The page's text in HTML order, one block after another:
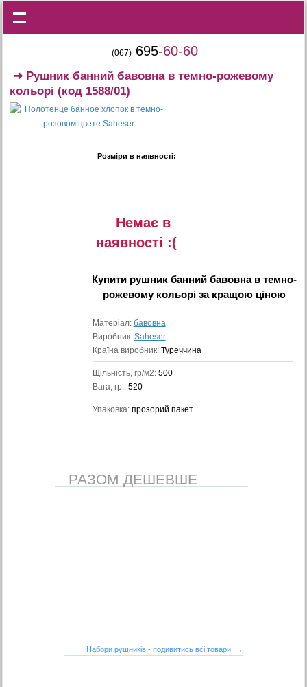
(067) 695-60-60
➜ Рушник банний бавовна в темно-рожевому
кольорі (код 1588/01)
Розміри в наявності:
Немає в
наявностi :(
Купити рушник банний бавовна в темно-
рожевому кольорі за кращою ціною
Матеріал: бавовна
Виробник: Saheser
Країна виробник: Туреччина
Щільність, гр/м2: 500
Вага, гр.: 520
Упаковка: прозорий пакет
РАЗОМ ДЕШЕВШЕ
Набори рушників - подивитись всі товари →